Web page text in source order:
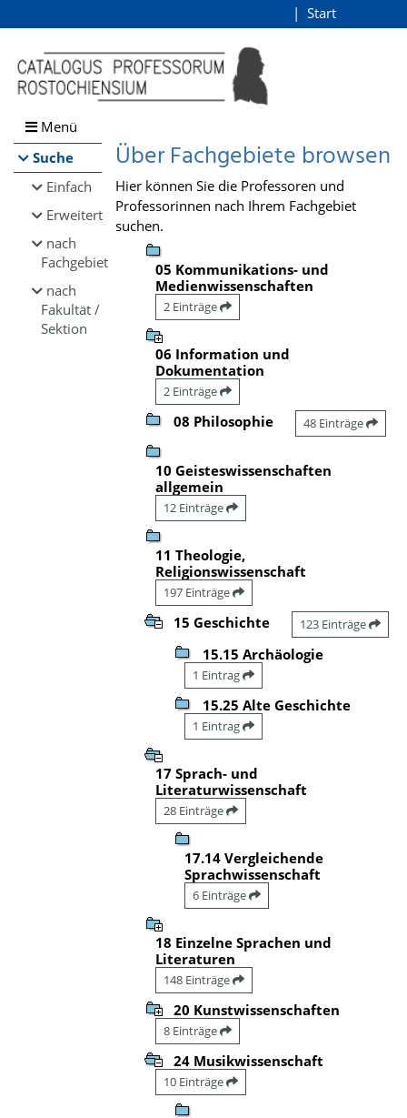
Browsen
direkt zum Inhalt
Start
Menü
Suche
Einfach
Erweitert
nach
Fachgebiet
nach
Fakultät /
Sektion
Über Fachgebiete browsen
Hier können Sie die Professoren und
Professorinnen nach Ihrem Fachgebiet
suchen.
05 Kommunikations- und
Medienwissenschaften
2 Einträge
06 Information und
Dokumentation
2 Einträge
08 Philosophie 48 Einträge
10 Geisteswissenschaften
allgemein
12 Einträge
11 Theologie,
Religionswissenschaft
197 Einträge
15 Geschichte 123 Einträge
15.15 Archäologie
1 Eintrag
15.25 Alte Geschichte
1 Eintrag
17 Sprach- und
Literaturwissenschaft
28 Einträge
17.14 Vergleichende
Sprachwissenschaft
6 Einträge
18 Einzelne Sprachen und
Literaturen
148 Einträge
20 Kunstwissenschaften
8 Einträge
24 Musikwissenschaft
10 Einträge